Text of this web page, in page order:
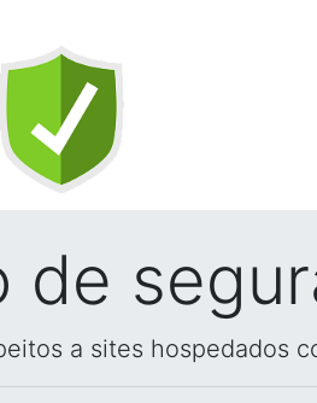
de
a sites hospedados